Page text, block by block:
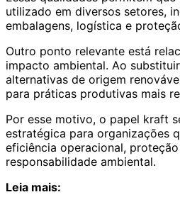
utilizado em diversos setores,
embalagens, logística e
Outro ponto relevante está
impacto ambiental. Ao
alternativas de origem
para práticas produtivas mais
Por esse motivo, o papel kraft
estratégica para organizações
eficiência operacional,
responsabilidade ambiental.
Leia mais: